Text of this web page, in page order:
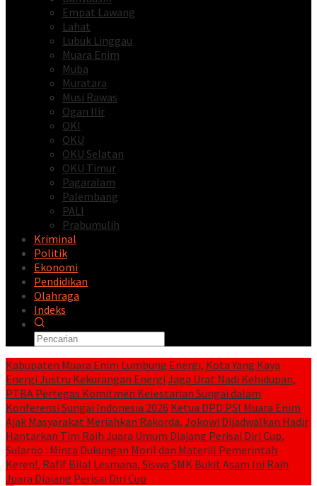
Empat Lawang
Lahat
Lubuk Linggau
Muara Enim
Muba
Muratara
Musi Rawas
Ogan Ilir
OKI
OKU
OKU Selatan
OKU Timur
Pagaralam
Palembang
PALI
Prabumulih
Kriminal
Politik
Ekonomi
Pendidikan
Olahraga
Indeks
Kabupaten Muara Enim Lumbung Energi, Kota Yang Kaya
Energi Justru Kekurangan Energi Jaga Urat Nadi Kehidupan,
PTBA Pertegas Komitmen Kelestarian Sungai dalam
Konferensi Sungai Indonesia 2026 Ketua DPD PSI Muara Enim
Ajak Masyarakat Meriahkan Rakorda, Jokowi Dijadwalkan Hadir
Hantarkan Tim Raih Juara Umum Diajang Perisai Diri Cup,
Sularno : Minta Dukungan Moril dan Materiil Pemerintah
Keren!, Rafif Bilal Lesmana, Siswa SMK Bukit Asam Ini Raih
Juara Diajang Perisai Diri Cup